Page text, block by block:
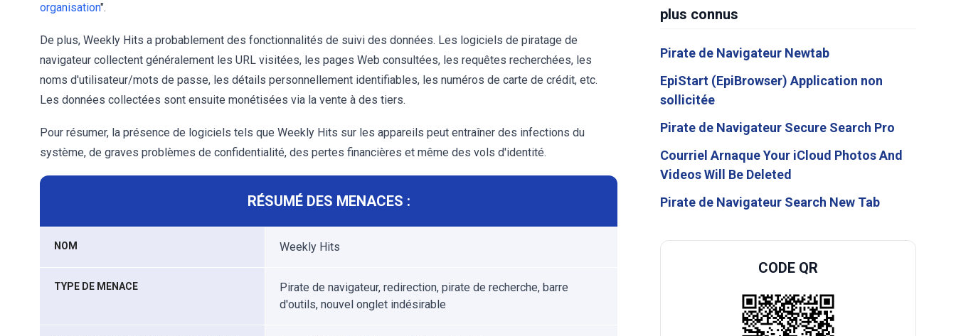
organisation".
De plus, Weekly Hits a probablement des fonctionnalités de suivi des données. Les logiciels de piratage de
navigateur collectent généralement les URL visitées, les pages Web consultées, les requêtes recherchées, les
noms d'utilisateur/mots de passe, les détails personnellement identifiables, les numéros de carte de crédit, etc.
Les données collectées sont ensuite monétisées via la vente à des tiers.
Pour résumer, la présence de logiciels tels que Weekly Hits sur les appareils peut entraîner des infections du
système, de graves problèmes de confidentialité, des pertes financières et même des vols d'identité.
RÉSUMÉ DES MENACES :
NOM Weekly Hits
TYPE DE MENACE
Pirate de navigateur, redirection, pirate de recherche, barre
d'outils, nouvel onglet indésirable
plus connus
Pirate de Navigateur Newtab
EpiStart (EpiBrowser) Application non
sollicitée
Pirate de Navigateur Secure Search Pro
Courriel Arnaque Your iCloud Photos And
Videos Will Be Deleted
Pirate de Navigateur Search New Tab
CODE QR